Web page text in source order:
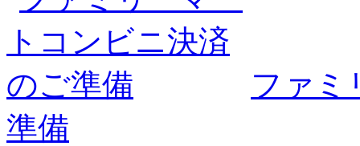
ファミ
準備